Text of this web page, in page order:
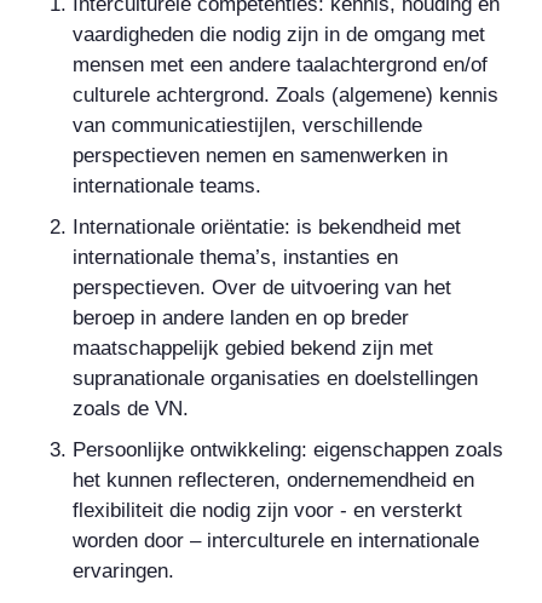
vaardigheden die nodig zijn in de omgang met
mensen met een andere taalachtergrond en/of
culturele achtergrond. Zoals (algemene) kennis
van communicatiestijlen, verschillende
perspectieven nemen en samenwerken in
internationale teams.
Internationale oriëntatie: is bekendheid met
internationale thema’s, instanties en
perspectieven. Over de uitvoering van het
beroep in andere landen en op breder
maatschappelijk gebied bekend zijn met
supranationale organisaties en doelstellingen
zoals de VN.
Persoonlijke ontwikkeling: eigenschappen zoals
het kunnen reflecteren, ondernemendheid en
flexibiliteit die nodig zijn voor - en versterkt
worden door – interculturele en internationale
ervaringen.